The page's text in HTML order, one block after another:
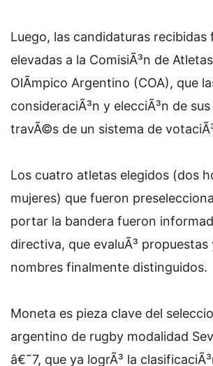
Luego, las candidaturas recibidas
elevadas a la ComisiÃ³n de
OlÃ­mpico Argentino (COA), que
consideraciÃ³n y elecciÃ³n de
travÃ©s de un sistema de
Los cuatro atletas elegidos (dos
mujeres) que fueron
portar la bandera fueron
directiva, que evaluÃ³ propuestas
nombres finalmente distinguidos.
Moneta es pieza clave del
argentino de rugby modalidad
â€˜7, que ya logrÃ³ la